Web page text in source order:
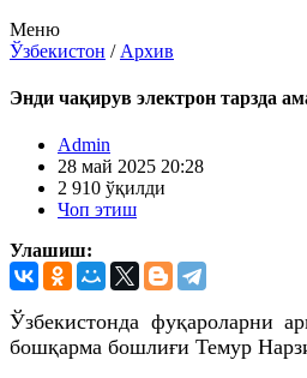
Меню
Ўзбекистон / Архив
Энди чақирув электрон тарзда
Admin
28 май 2025 20:28
2 910 ўқилди
Чоп этиш
Улашиш:
Ўзбекистонда фуқароларни
бошқарма бошлиғи Темур